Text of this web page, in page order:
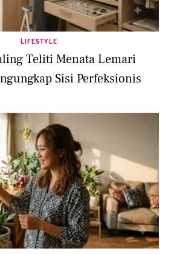
LIFESTYLE
Teliti Menata Lemari
Sisi Perfeksionis